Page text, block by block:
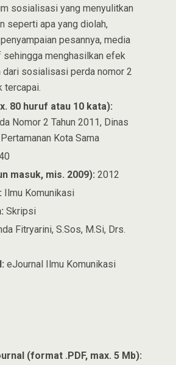
sosialisasi yang menyulitkan
seperti apa yang diolah,
pesannya, media
menghasilkan efek
dari sosialisasi perda nomor 2
tercapai.
80 huruf atau 10 kata):
Nomor 2 Tahun 2011, Dinas
Kota Sama
masuk, mis. 2009): 2012
Ilmu Komunikasi
Skripsi
Fitryarini, S.Sos, M.Si, Drs.
eJournal Ilmu Komunikasi
(format .PDF, max. 5 Mb):